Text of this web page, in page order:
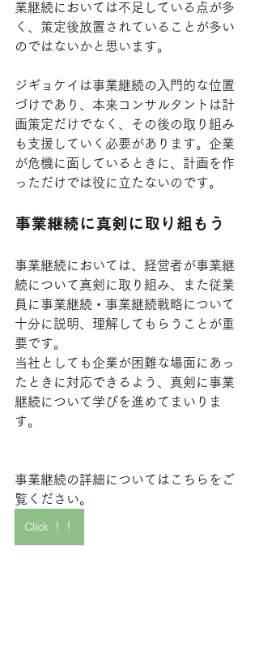
業継続においては不足している点が多
く、策定後放置されていることが多い
のではないかと思います。
ジギョケイは事業継続の入門的な位置
づけであり、本来コンサルタントは計
画策定だけでなく、その後の取り組み
も支援していく必要があります。企業
が危機に面しているときに、計画を作
っただけでは役に立たないのです。
事業継続に真剣に取り組もう
事業継続においては、経営者が事業継
続について真剣に取り組み、また従業
員に事業継続・事業継続戦略について
十分に説明、理解してもらうことが重
要です。
当社としても企業が困難な場面にあっ
たときに対応できるよう、真剣に事業
継続について学びを進めてまいりま
す。
事業継続の詳細についてはこちらをご
覧ください。
Click ！！